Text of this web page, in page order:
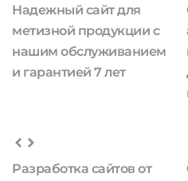
Надежный сайт для
метизной продукции с
нашим обслуживанием
и гарантией 7 лет
Разработка сайтов от